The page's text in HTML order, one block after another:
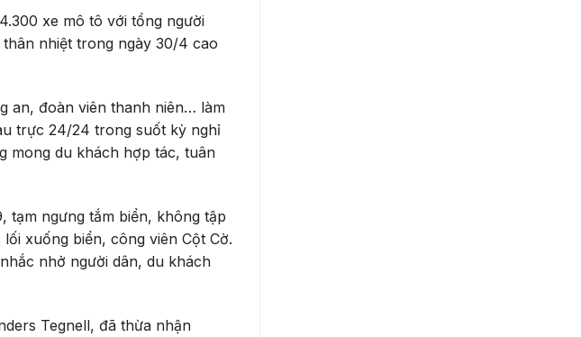
xe mô tô với tổng người
nhiệt trong ngày 30/4 cao
an, đoàn viên thanh niên… làm
trực 24/24 trong suốt kỳ nghỉ
mong du khách hợp tác, tuân
tạm ngưng tắm biển, không tập
xuống biển, công viên Cột Cờ.
nhở người dân, du khách
Tegnell, đã thừa nhận